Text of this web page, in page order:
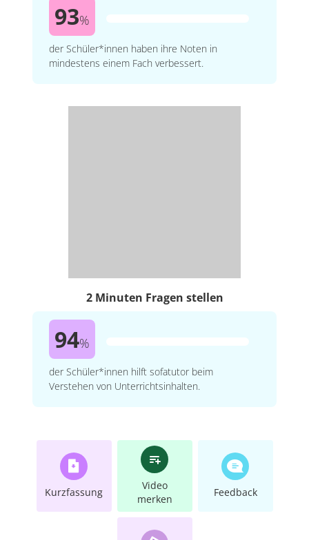
93%
der Schüler*innen haben ihre Noten in
mindestens einem Fach verbessert.
2 Minuten Fragen stellen
94%
der Schüler*innen hilft sofatutor beim
Verstehen von Unterrichtsinhalten.
Kurzfassung
Video
merken
Feedback